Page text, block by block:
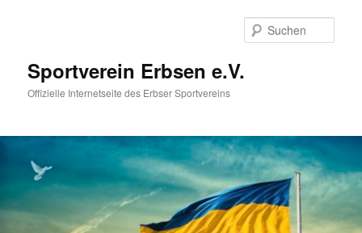
Sportverein Erbsen e.V.
Offizielle Internetseite des Erbser Sportvereins